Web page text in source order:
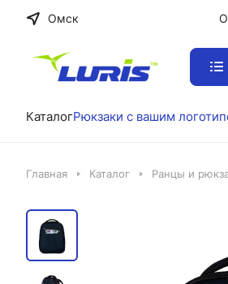
Омск
КаталогРюкзаки с вашим
Главная Каталог Ранцы и